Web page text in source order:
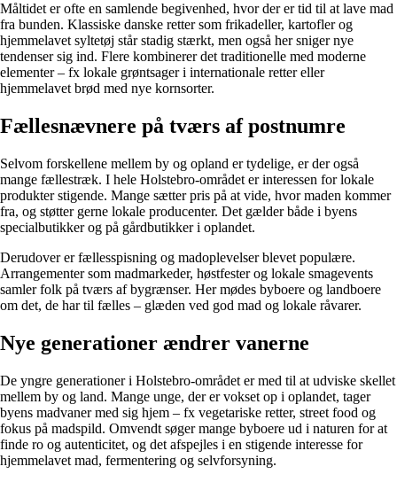
Måltidet er ofte en samlende begivenhed, hvor der er tid til at lave mad
fra bunden. Klassiske danske retter som frikadeller, kartofler og
hjemmelavet syltetøj står stadig stærkt, men også her sniger nye
tendenser sig ind. Flere kombinerer det traditionelle med moderne
elementer – fx lokale grøntsager i internationale retter eller
hjemmelavet brød med nye kornsorter.
Fællesnævnere på tværs af postnumre
Selvom forskellene mellem by og opland er tydelige, er der også
mange fællestræk. I hele Holstebro-området er interessen for lokale
produkter stigende. Mange sætter pris på at vide, hvor maden kommer
fra, og støtter gerne lokale producenter. Det gælder både i byens
specialbutikker og på gårdbutikker i oplandet.
Derudover er fællesspisning og madoplevelser blevet populære.
Arrangementer som madmarkeder, høstfester og lokale smagevents
samler folk på tværs af bygrænser. Her mødes byboere og landboere
om det, de har til fælles – glæden ved god mad og lokale råvarer.
Nye generationer ændrer vanerne
De yngre generationer i Holstebro-området er med til at udviske skellet
mellem by og land. Mange unge, der er vokset op i oplandet, tager
byens madvaner med sig hjem – fx vegetariske retter, street food og
fokus på madspild. Omvendt søger mange byboere ud i naturen for at
finde ro og autenticitet, og det afspejles i en stigende interesse for
hjemmelavet mad, fermentering og selvforsyning.